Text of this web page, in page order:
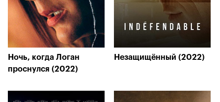
Ночь, когда Логан
проснулся (2022)
Незащищённый (2022)